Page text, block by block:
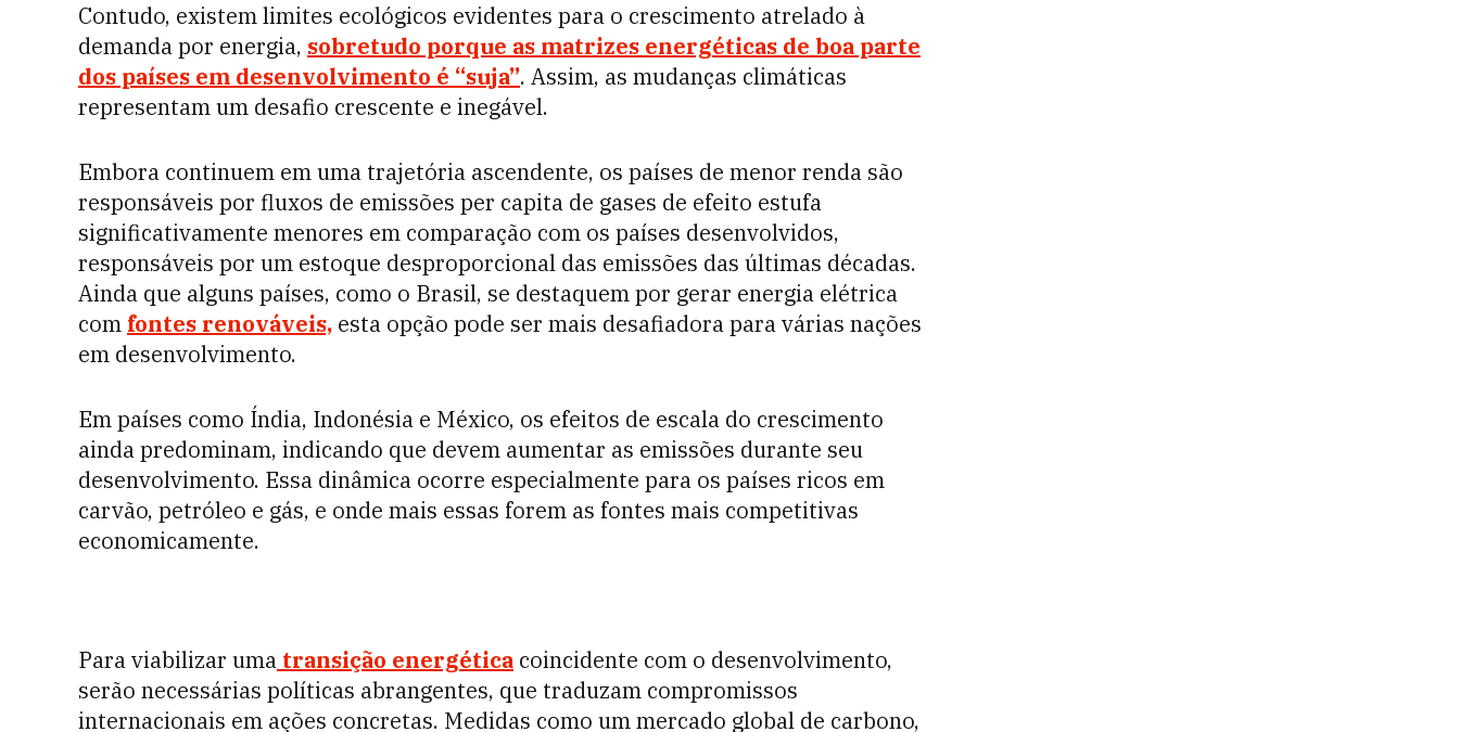
Contudo, existem limites ecológicos evidentes para o crescimento atrelado à
demanda por energia, sobretudo porque as matrizes energéticas de boa parte
dos países em desenvolvimento é “suja”. Assim, as mudanças climáticas
representam um desafio crescente e inegável.
Embora continuem em uma trajetória ascendente, os países de menor renda são
responsáveis por fluxos de emissões per capita de gases de efeito estufa
significativamente menores em comparação com os países desenvolvidos,
responsáveis por um estoque desproporcional das emissões das últimas décadas.
Ainda que alguns países, como o Brasil, se destaquem por gerar energia elétrica
com fontes renováveis, esta opção pode ser mais desafiadora para várias nações
em desenvolvimento.
Em países como Índia, Indonésia e México, os efeitos de escala do crescimento
ainda predominam, indicando que devem aumentar as emissões durante seu
desenvolvimento. Essa dinâmica ocorre especialmente para os países ricos em
carvão, petróleo e gás, e onde mais essas forem as fontes mais competitivas
economicamente.
Para viabilizar uma transição energética coincidente com o desenvolvimento,
serão necessárias políticas abrangentes, que traduzam compromissos
internacionais em ações concretas. Medidas como um mercado global de carbono,